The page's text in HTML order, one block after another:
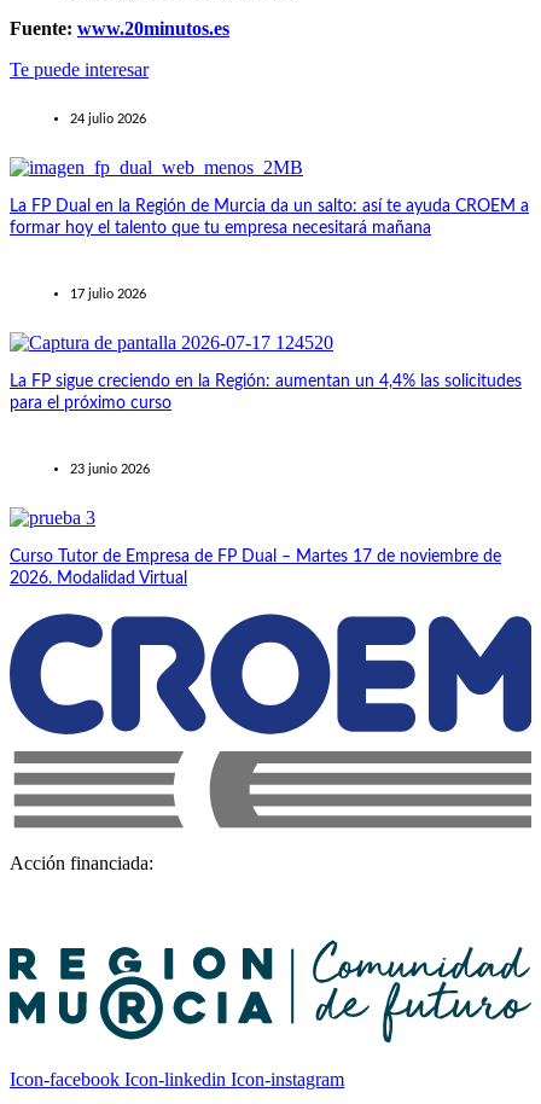
Fuente: www.20minutos.es
Te puede interesar
24 julio 2026
La FP Dual en la Región de Murcia da un salto: así te ayuda CROEM a
formar hoy el talento que tu empresa necesitará mañana
17 julio 2026
La FP sigue creciendo en la Región: aumentan un 4,4% las solicitudes
para el próximo curso
23 junio 2026
Curso Tutor de Empresa de FP Dual – Martes 17 de noviembre de
2026. Modalidad Virtual
Acción financiada:
Icon-facebook Icon-linkedin Icon-instagram